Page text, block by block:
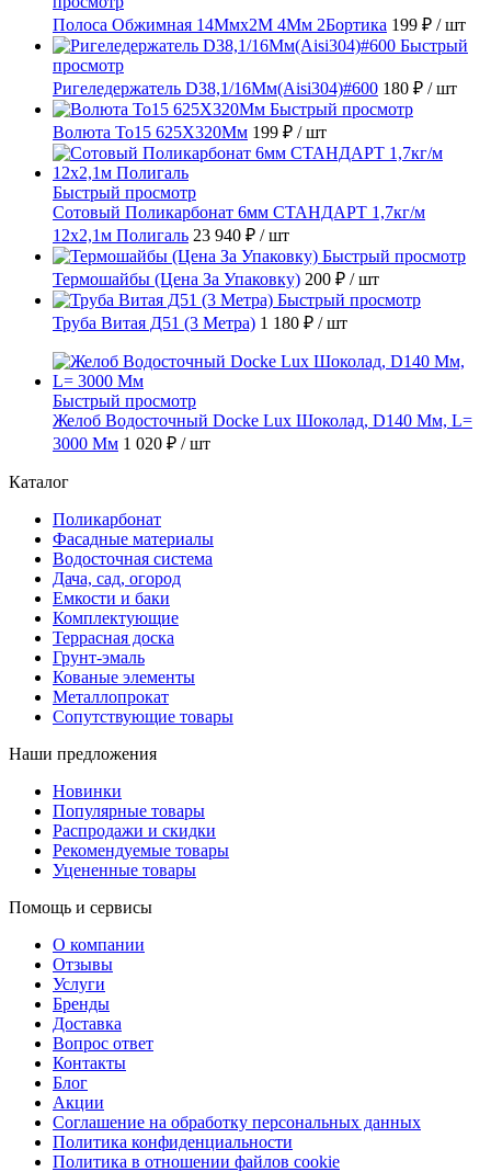
Полоса Обжимная 14Ммх2М 4Мм 2Бортика 199 ₽ / шт
Быстрый
просмотр
Ригеледержатель D38,1/16Мм(Aisi304)#600 180 ₽ / шт
Быстрый просмотр
Волюта То15 625X320Мм 199 ₽ / шт
Быстрый просмотр
Сотовый Поликарбонат 6мм СТАНДАРТ 1,7кг/м
12х2,1м Полигаль 23 940 ₽ / шт
Быстрый просмотр
Термошайбы (Цена За Упаковку) 200 ₽ / шт
Быстрый просмотр
Труба Витая Д51 (3 Метра) 1 180 ₽ / шт
Быстрый просмотр
Желоб Водосточный Docke Lux Шоколад, D140 Мм, L=
3000 Мм 1 020 ₽ / шт
Каталог
Поликарбонат
Фасадные материалы
Водосточная система
Дача, сад, огород
Емкости и баки
Комплектующие
Террасная доска
Грунт-эмаль
Кованые элементы
Металлопрокат
Сопутствующие товары
Наши предложения
Новинки
Популярные товары
Распродажи и скидки
Рекомендуемые товары
Уцененные товары
Помощь и сервисы
О компании
Отзывы
Услуги
Бренды
Доставка
Вопрос ответ
Контакты
Блог
Акции
Соглашение на обработку персональных данных
Политика конфиденциальности
Политика в отношении файлов cookie